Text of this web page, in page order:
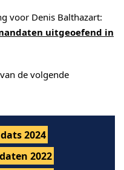
voor Denis Balthazart:
uitgeoefend in
de volgende
2024
2022